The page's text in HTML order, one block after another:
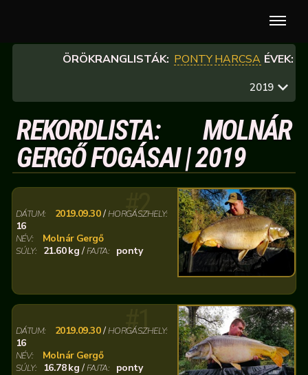
ÖRÖKRANGLISTÁK: PONTYHARCSA ÉVEK:
2019
REKORDLISTA: MOLNÁR
GERGŐ FOGÁSAI | 2019
#2
DÁTUM: 2019.09.30/HORGÁSZHELY:
16
NÉV: Molnár Gergő
SÚLY: 21.60 kg/FAJTA: ponty
#1
DÁTUM: 2019.09.30/HORGÁSZHELY:
16
NÉV: Molnár Gergő
SÚLY: 16.78 kg /FAJTA: ponty